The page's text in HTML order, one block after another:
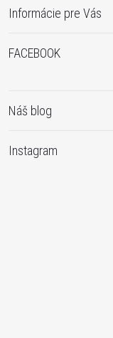
Informácie pre Vás
FACEBOOK
Náš blog
Instagram